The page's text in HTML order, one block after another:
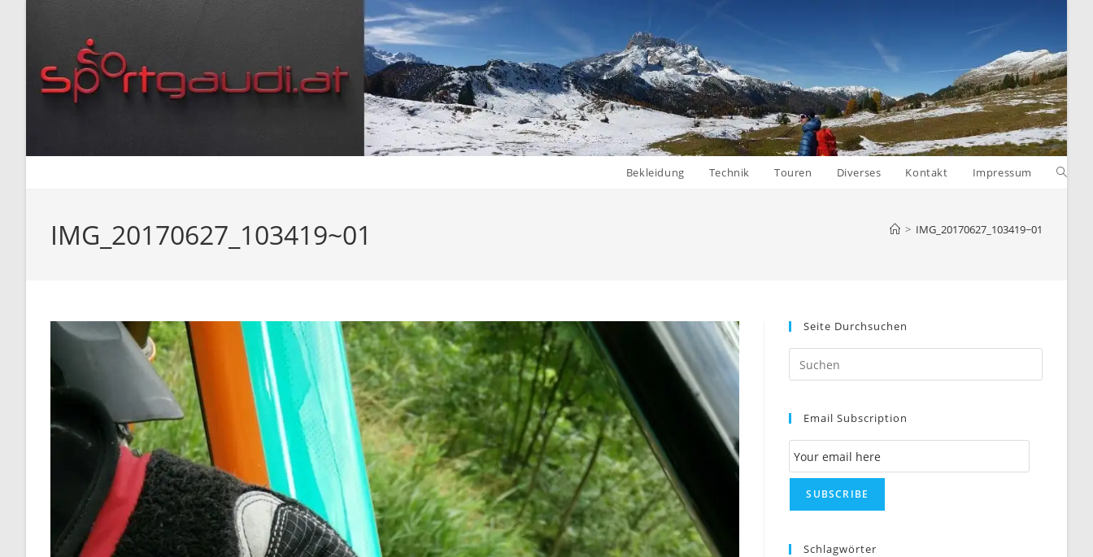
Bekleidung Technik Touren Diverses Kontakt Impressum
IMG_20170627_103419~01 > IMG_20170627_103419~01
Seite Durchsuchen
Escape
Email Subscription
Email Subscription
SUBSCRIBE
Schlagwörter